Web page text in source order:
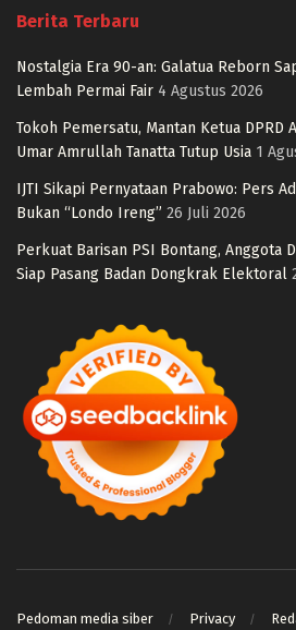
Berita Terbaru
Nostalgia Era 90-an: Galatua Reborn
Lembah Permai Fair 4 Agustus 2026
Tokoh Pemersatu, Mantan Ketua DPRD
Umar Amrullah Tanatta Tutup Usia 1
IJTI Sikapi Pernyataan Prabowo: Pers
Bukan “Londo Ireng” 26 Juli 2026
Perkuat Barisan PSI Bontang, Anggota
Siap Pasang Badan Dongkrak Elektoral
Pedoman media siber Privacy